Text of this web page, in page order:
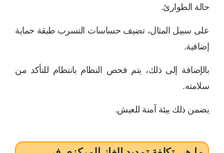
حالة الطوارئ.
على سبيل المثال، تضيف حساسات التسرب طبقة حماية
إضافية.
بالإضافة إلى ذلك، يتم فحص النظام بانتظام للتأكد من
سلامته.
يضمن ذلك بيئة آمنة للعيش.